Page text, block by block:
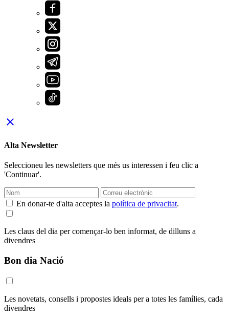
close
Alta Newsletter
Seleccioneu les newsletters que més us interessen i feu clic a
'Continuar'.
En donar-te d'alta acceptes la política de privacitat.
Les claus del dia per començar-lo ben informat, de dilluns a
divendres
Bon dia Nació
Les novetats, consells i propostes ideals per a totes les famílies, cada
divendres